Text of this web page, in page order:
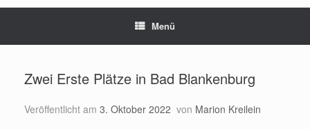
Menü
Zwei Erste Plätze in Bad Blankenburg
Veröffentlicht am 3. Oktober 2022 von Marion Kreilein